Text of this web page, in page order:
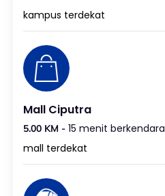
kampus terdekat
Mall Ciputra
5.00 KM - 15 menit berkendara
mall terdekat